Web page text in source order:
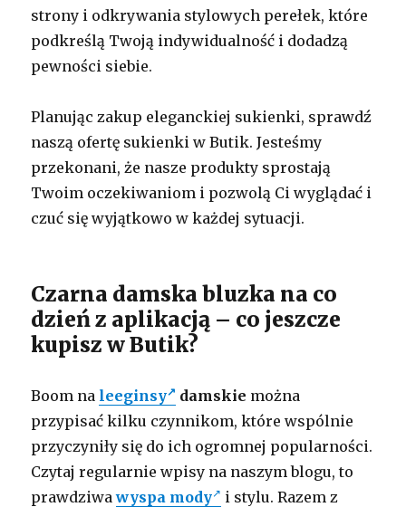
strony i odkrywania stylowych perełek, które
podkreślą Twoją indywidualność i dodadzą
pewności siebie.
Planując zakup eleganckiej sukienki, sprawdź
naszą ofertę sukienki w Butik. Jesteśmy
przekonani, że nasze produkty sprostają
Twoim oczekiwaniom i pozwolą Ci wyglądać i
czuć się wyjątkowo w każdej sytuacji.
Czarna damska bluzka na co
dzień z aplikacją – co jeszcze
kupisz w Butik?
Boom na leeginsy damskie można
przypisać kilku czynnikom, które wspólnie
przyczyniły się do ich ogromnej popularności.
Czytaj regularnie wpisy na naszym blogu, to
prawdziwawyspa mody
i stylu. Razem z